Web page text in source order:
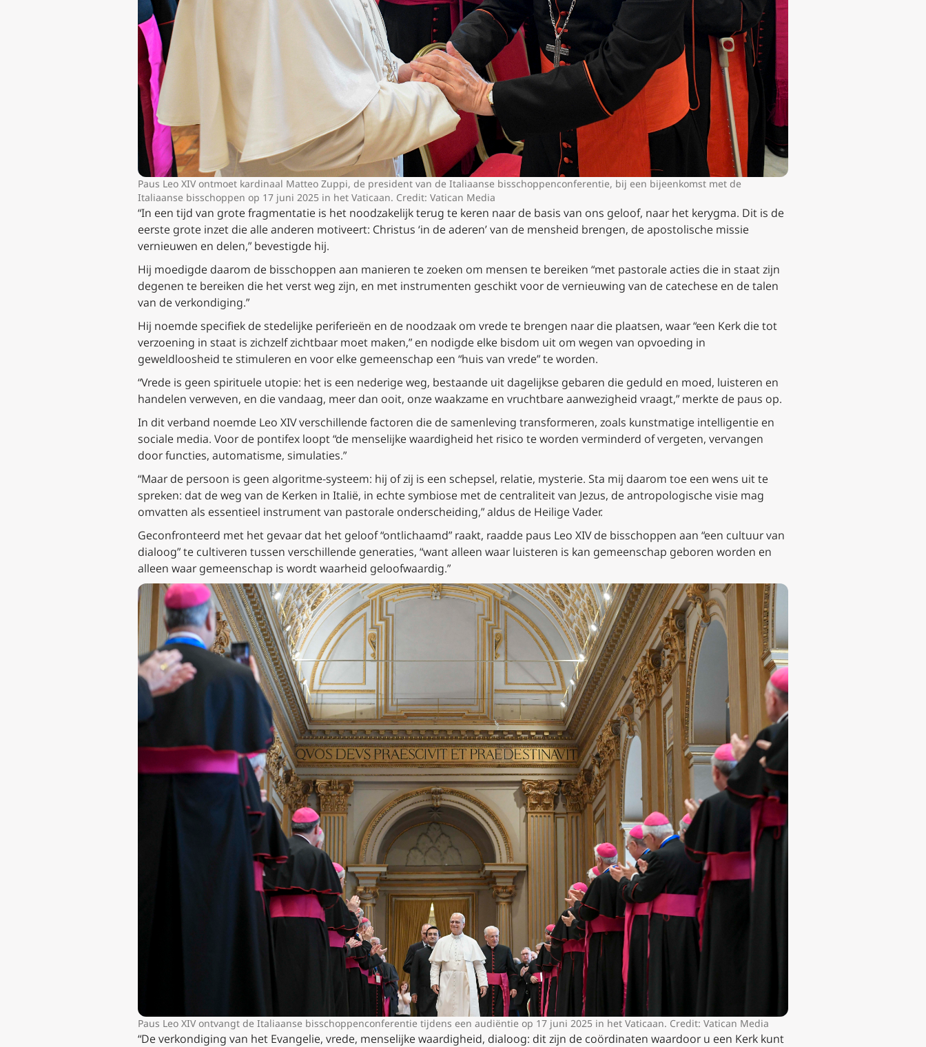
Paus Leo XIV ontmoet kardinaal Matteo Zuppi, de president van de Italiaanse bisschoppenconferentie, bij een bijeenkomst met de
Italiaanse bisschoppen op 17 juni 2025 in het Vaticaan. Credit: Vatican Media
“In een tijd van grote fragmentatie is het noodzakelijk terug te keren naar de basis van ons geloof, naar het kerygma. Dit is de
eerste grote inzet die alle anderen motiveert: Christus ‘in de aderen’ van de mensheid brengen, de apostolische missie
vernieuwen en delen,” bevestigde hij.
Hij moedigde daarom de bisschoppen aan manieren te zoeken om mensen te bereiken “met pastorale acties die in staat zijn
degenen te bereiken die het verst weg zijn, en met instrumenten geschikt voor de vernieuwing van de catechese en de talen
van de verkondiging.”
Hij noemde specifiek de stedelijke periferieën en de noodzaak om vrede te brengen naar die plaatsen, waar “een Kerk die tot
verzoening in staat is zichzelf zichtbaar moet maken,” en nodigde elke bisdom uit om wegen van opvoeding in
geweldloosheid te stimuleren en voor elke gemeenschap een “huis van vrede” te worden.
“Vrede is geen spirituele utopie: het is een nederige weg, bestaande uit dagelijkse gebaren die geduld en moed, luisteren en
handelen verweven, en die vandaag, meer dan ooit, onze waakzame en vruchtbare aanwezigheid vraagt,” merkte de paus op.
In dit verband noemde Leo XIV verschillende factoren die de samenleving transformeren, zoals kunstmatige intelligentie en
sociale media. Voor de pontifex loopt “de menselijke waardigheid het risico te worden verminderd of vergeten, vervangen
door functies, automatisme, simulaties.”
“Maar de persoon is geen algoritme-systeem: hij of zij is een schepsel, relatie, mysterie. Sta mij daarom toe een wens uit te
spreken: dat de weg van de Kerken in Italië, in echte symbiose met de centraliteit van Jezus, de antropologische visie mag
omvatten als essentieel instrument van pastorale onderscheiding,” aldus de Heilige Vader.
Geconfronteerd met het gevaar dat het geloof “ontlichaamd” raakt, raadde paus Leo XIV de bisschoppen aan “een cultuur van
dialoog” te cultiveren tussen verschillende generaties, “want alleen waar luisteren is kan gemeenschap geboren worden en
alleen waar gemeenschap is wordt waarheid geloofwaardig.”
Paus Leo XIV ontvangt de Italiaanse bisschoppenconferentie tijdens een audiëntie op 17 juni 2025 in het Vaticaan. Credit: Vatican Media
“De verkondiging van het Evangelie, vrede, menselijke waardigheid, dialoog: dit zijn de coördinaten waardoor u een Kerk kunt